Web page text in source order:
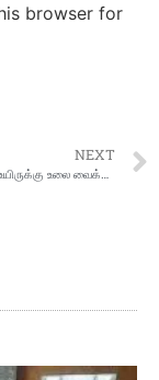
browser for
NEXT